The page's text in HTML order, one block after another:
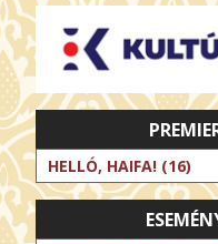
HELLÓ, HAIFA! (16)